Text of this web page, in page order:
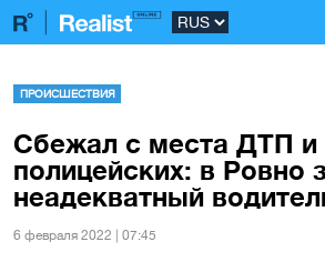
ПРОИСШЕСТВИЯ
Сбежал с места ДТП и
полицейских: в Ровно
неадекватный
6 февраля 2022 | 07:45